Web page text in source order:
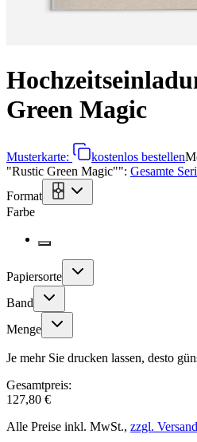
Green Magic
Musterkarte: kostenlos bestellen
"Rustic Green Magic"": Gesamte
Format
Farbe
Papiersorte
Band
Menge
Je mehr Sie drucken lassen, desto
Gesamtpreis:
127,80 €
Alle Preise inkl. MwSt., zzgl. Versand